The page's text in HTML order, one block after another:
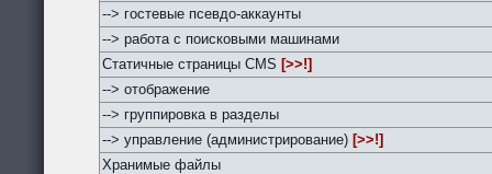
--> гостевые псевдо-аккаунты
--> работа с поисковыми машинами
Статичные страницы CMS [>>!]
--> отображение
--> группировка в разделы
--> управление (администрирование) [>>!]
Хранимые файлы